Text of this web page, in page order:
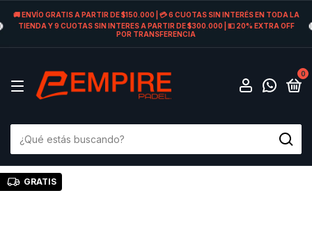
🚚 ENVÍO GRATIS A PARTIR DE $150.000 | 💳 6 CUOTAS SIN INTERÉS EN TODA LA
TIENDA Y 9 CUOTAS SIN INTERES A PARTIR DE $300.000 | 💵 20% EXTRA OFF
POR TRANSFERENCIA
0
GRATIS